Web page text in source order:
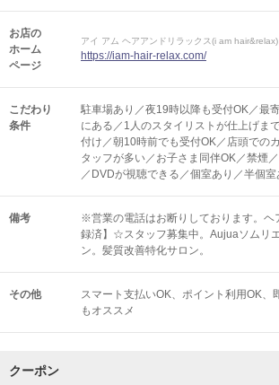
お店の
ホーム
ページ
アイ アム ヘアアンドリラックス(i am hair&relax)
https://iam-hair-relax.com/
こだわり
条件
駐車場あり／夜19時以降も受付OK／最
にある／1人のスタイリストが仕上げま
付け／朝10時前でも受付OK／店頭での
タッフが多い／お子さま同伴OK／禁煙
／DVDが視聴できる／個室あり／半個室
備考
※営業の電話はお断りしております。ヘ
録済】☆スタッフ募集中。Aujuaソムリ
ン。髪質改善特化サロン。
その他 スマート支払いOK ポイント利用OK
もオススメ
クーポン